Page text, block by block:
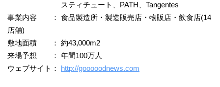
スティチュート、PATH、Tangentes
事業内容 ： 食品製造所・製造販売店・物販店・飲食店(14
店舗)
敷地面積 ： 約43,000m2
来場予想 ： 年間100万人
ウェブサイト： http://gooooodnews.com